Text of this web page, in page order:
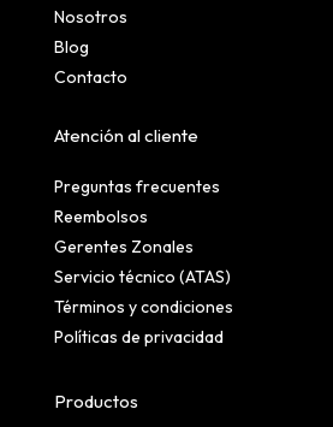
Nosotros
Blog
Contacto
Atención al cliente
Preguntas frecuentes
Reembolsos
Gerentes Zonales
Servicio técnico (ATAS)
Términos y condiciones
Políticas de privacidad
Productos